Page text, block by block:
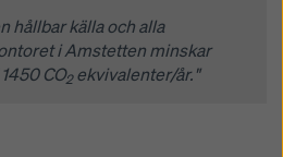
hållbar källa och alla
i Amstetten minskar
CO2ekvivalenter/år."